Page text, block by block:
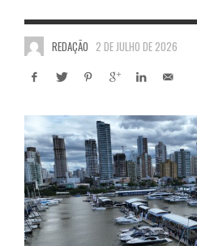
REDAÇÃO 2 DE JULHO DE 2026